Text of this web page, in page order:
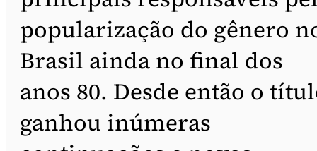
popularização do gênero
Brasil ainda no final dos
anos 80. Desde então o
ganhou inúmeras